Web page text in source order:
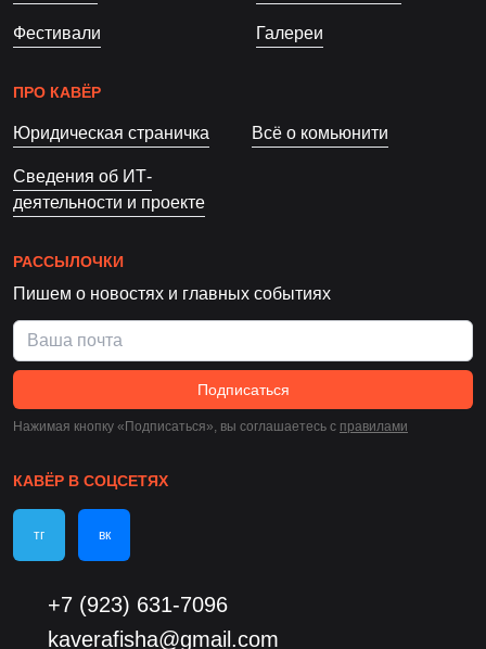
Фестивали Галереи
ПРО КАВЁР
Юридическая страничка Всё о комьюнити
Сведения об ИТ-
деятельности и проекте
РАССЫЛОЧКИ
Пишем о новостях и главных событиях
Подписаться
Нажимая кнопку «Подписаться», вы соглашаетесь c правилами
КАВЁР В СОЦСЕТЯХ
тг вк
+7 (923) 631-7096
kaverafisha@gmail.com